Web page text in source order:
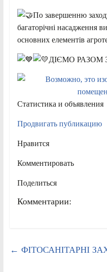
По завершенню
багаторічні насадження
основних елементів
ДІЄМО РАЗОМ
Статистика и объявления
Продвигать публикацию
Нравится
Комментировать
Поделиться
Комментарии:
← ФІТОСАНІТАРНІ